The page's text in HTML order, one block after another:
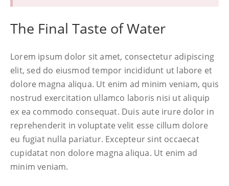
The Final Taste of Water
Lorem ipsum dolor sit amet, consectetur adipiscing
elit, sed do eiusmod tempor incididunt ut labore et
dolore magna aliqua. Ut enim ad minim veniam, quis
nostrud exercitation ullamco laboris nisi ut aliquip
ex ea commodo consequat. Duis aute irure dolor in
reprehenderit in voluptate velit esse cillum dolore
eu fugiat nulla pariatur. Excepteur sint occaecat
cupidatat non dolore magna aliqua. Ut enim ad
minim veniam.